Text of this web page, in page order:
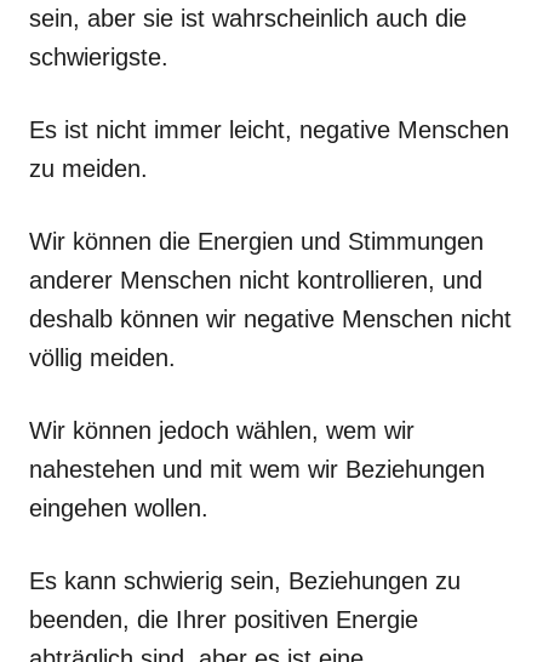
sein, aber sie ist wahrscheinlich auch die
schwierigste.
Es ist nicht immer leicht, negative Menschen
zu meiden.
Wir können die Energien und Stimmungen
anderer Menschen nicht kontrollieren, und
deshalb können wir negative Menschen nicht
völlig meiden.
Wir können jedoch wählen, wem wir
nahestehen und mit wem wir Beziehungen
eingehen wollen.
Es kann schwierig sein, Beziehungen zu
beenden, die Ihrer positiven Energie